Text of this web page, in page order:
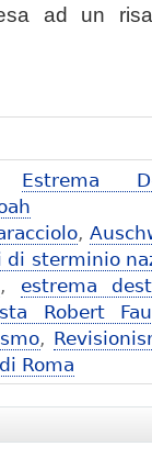
ad un
Estrema
,
di sterminio
, estrema
Robert
,
Roma